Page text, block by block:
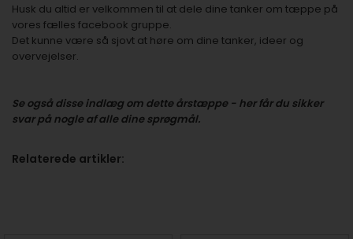
Husk du altid er velkommen til at dele dine tanker om tæppe på
vores fælles facebook gruppe.
Det kunne være så sjovt at høre om dine tanker, ideer og
overvejelser.
Se også disse indlæg om dette årstæppe - her får du sikker
svar på nogle af alle dine sprøgmål.
Relaterede artikler: